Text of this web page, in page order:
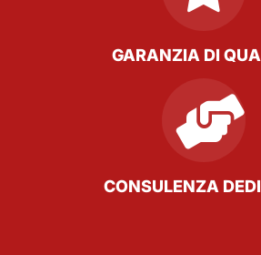
GARANZIA DI
CONSULENZA